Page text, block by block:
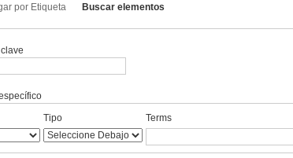
por Etiqueta Buscar elementos
Tipo Terms